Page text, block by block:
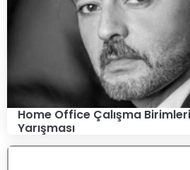
Home Office Çalışma Birimleri
Yarışması